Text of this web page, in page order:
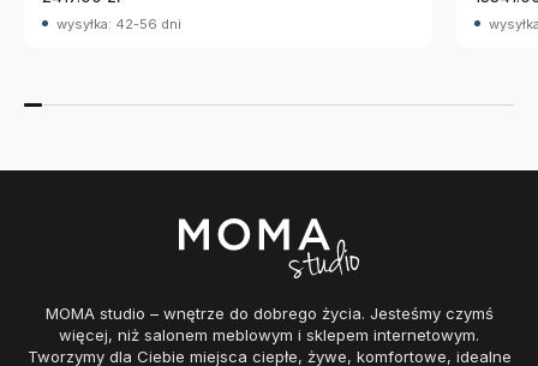
wysyłka: 42-56 dni
MOMA studio – wnętrze do dobrego życia. Jesteśmy czymś
więcej, niż salonem meblowym i sklepem internetowym.
Tworzymy dla Ciebie miejsca ciepłe, żywe, komfortowe, idealne